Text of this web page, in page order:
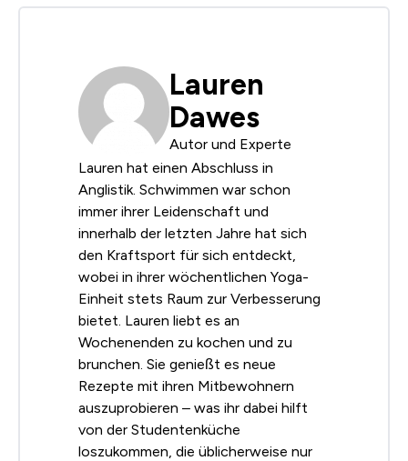
Lauren
Dawes
Autor und Experte
Lauren hat einen Abschluss in
Anglistik. Schwimmen war schon
immer ihrer Leidenschaft und
innerhalb der letzten Jahre hat sich
den Kraftsport für sich entdeckt,
wobei in ihrer wöchentlichen Yoga-
Einheit stets Raum zur Verbesserung
bietet. Lauren liebt es an
Wochenenden zu kochen und zu
brunchen. Sie genießt es neue
Rezepte mit ihren Mitbewohnern
auszuprobieren – was ihr dabei hilft
von der Studentenküche
loszukommen, die üblicherweise nur